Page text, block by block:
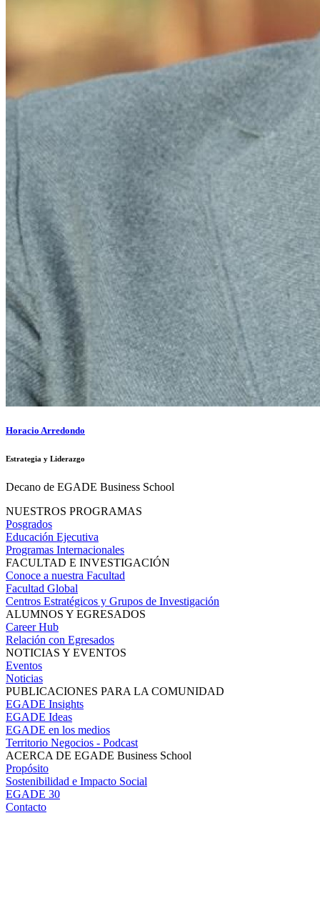
Horacio Arredondo
Estrategia y Liderazgo
Decano de EGADE Business School
NUESTROS PROGRAMAS
Posgrados
Educación Ejecutiva
Programas Internacionales
FACULTAD E INVESTIGACIÓN
Conoce a nuestra Facultad
Facultad Global
Centros Estratégicos y Grupos de Investigación
ALUMNOS Y EGRESADOS
Career Hub
Relación con Egresados
NOTICIAS Y EVENTOS
Eventos
Noticias
PUBLICACIONES PARA LA COMUNIDAD
EGADE Insights
EGADE Ideas
EGADE en los medios
Territorio Negocios - Podcast
ACERCA DE EGADE Business School
Propósito
Sostenibilidad e Impacto Social
EGADE 30
Contacto